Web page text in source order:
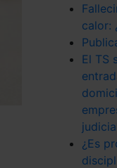
calor:
El TS
¿Es